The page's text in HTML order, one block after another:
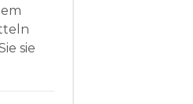
sie